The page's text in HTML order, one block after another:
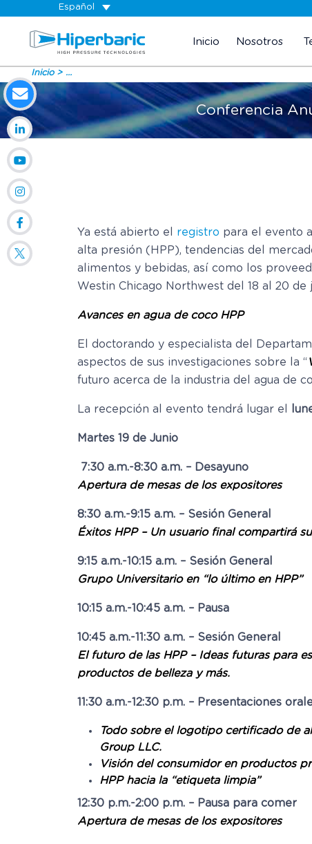
Español
Inicio Nosotros
Inicio ...
Conferencia
Ya está abierto el registro para el evento
alta presión (HPP), tendencias del
alimentos y bebidas, así como los
Westin Chicago Northwest del 18 al 20 de
Avances en agua de coco HPP
El doctorando y especialista del
aspectos de sus investigaciones sobre la “
futuro acerca de la industria del agua de
La recepción al evento tendrá lugar el
Martes 19 de Junio
7:30 a.m.-8:30 a.m. – Desayuno
Apertura de mesas de los expositores
8:30 a.m.-9:15 a.m. – Sesión General
Éxitos HPP – Un usuario final compartirá
9:15 a.m.-10:15 a.m. – Sesión General
Grupo Universitario en “lo último en HPP”
10:15 a.m.-10:45 a.m. – Pausa
10:45 a.m.-11:30 a.m. – Sesión General
El futuro de las HPP – Ideas futuras para
productos de belleza y más.
11:30 a.m.-12:30 p.m. – Presentaciones
Todo sobre el logotipo certificado de
Group LLC.
Visión del consumidor en productos
HPP hacia la “etiqueta limpia”
12:30 p.m.-2:00 p.m. – Pausa para comer
Apertura de mesas de los expositores